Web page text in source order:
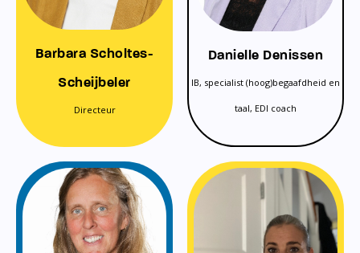
Barbara Scholtes-
Scheijbeler
Directeur
Danielle Denissen
IB, specialist (hoog)begaafdheid en
taal, EDI coach